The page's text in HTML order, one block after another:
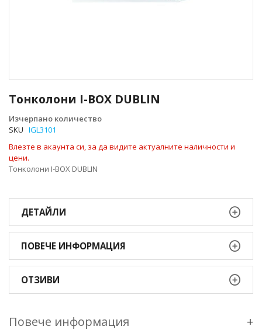
Тонколони I-BOX DUBLIN
Изчерпано количество
SKU IGL3101
Влезте в акаунта си, за да видите актуалните наличности и
цени.
Тонколони I-BOX DUBLIN
към
началото
на
галерия
снимки
ДЕТАЙЛИ
ПОВЕЧЕ ИНФОРМАЦИЯ
ОТЗИВИ
Повече информация +